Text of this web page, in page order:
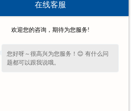
平台，目前有新出的Ω平
管横向加热，使用周期长等；
寿命长的石墨管，其中寿命
下(2800℃)可以比普通石墨管
在线客服
欢迎您的咨询，期待为您服务!
您好呀～很高兴为您服务！😊 有什么问
题都可以跟我说哦。